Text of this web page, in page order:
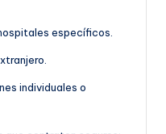
específicos.
individuales o